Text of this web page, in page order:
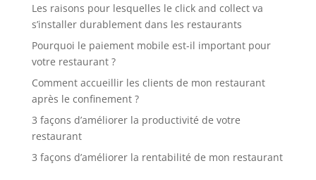
Les raisons pour lesquelles le click and collect va
s’installer durablement dans les restaurants
Pourquoi le paiement mobile est-il important pour
votre restaurant ?
Comment accueillir les clients de mon restaurant
après le confinement ?
3 façons d’améliorer la productivité de votre
restaurant
3 façons d’améliorer la rentabilité de mon restaurant